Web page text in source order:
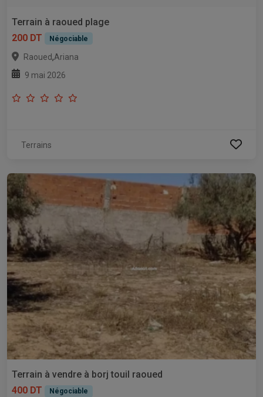
Terrain à raoued plage
200 DT
Négociable
Raoued,Ariana
9 mai 2026
Terrains
Terrain à vendre à borj touil raoued
400 DT
Négociable